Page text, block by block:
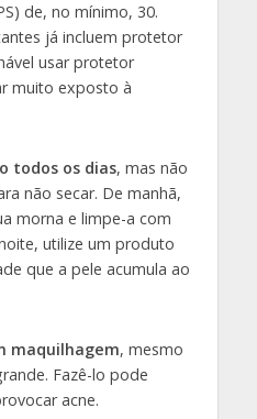
de, no mínimo, 30.
já incluem protetor
usar protetor
muito exposto à
todos os dias, mas não
não secar. De manhã,
morna e limpe-a com
utilize um produto
que a pele acumula ao
maquilhagem, mesmo
Fazê-lo pode
acne.